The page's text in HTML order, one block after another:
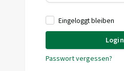
Eingeloggt bleiben
Login
Passwort vergessen?